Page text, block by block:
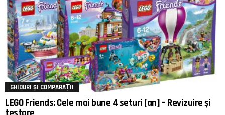
GHIDURI ȘI COMPARAȚII
LEGO Friends: Cele mai bune 4 seturi [an] – Revizuire și